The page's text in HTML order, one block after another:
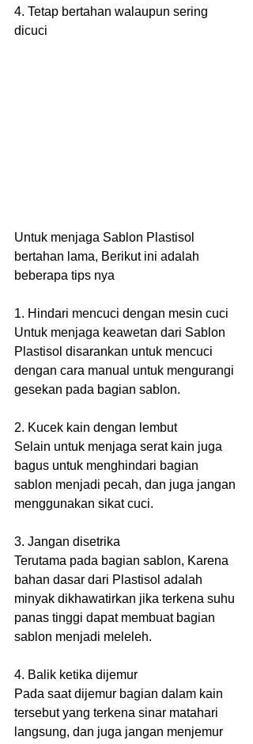
4. Tetap bertahan walaupun sering
dicuci
Untuk menjaga Sablon Plastisol
bertahan lama, Berikut ini adalah
beberapa tips nya
1. Hindari mencuci dengan mesin cuci
Untuk menjaga keawetan dari Sablon
Plastisol disarankan untuk mencuci
dengan cara manual untuk mengurangi
gesekan pada bagian sablon.
2. Kucek kain dengan lembut
Selain untuk menjaga serat kain juga
bagus untuk menghindari bagian
sablon menjadi pecah, dan juga jangan
menggunakan sikat cuci.
3. Jangan disetrika
Terutama pada bagian sablon, Karena
bahan dasar dari Plastisol adalah
minyak dikhawatirkan jika terkena suhu
panas tinggi dapat membuat bagian
sablon menjadi meleleh.
4. Balik ketika dijemur
Pada saat dijemur bagian dalam kain
tersebut yang terkena sinar matahari
langsung, dan juga jangan menjemur